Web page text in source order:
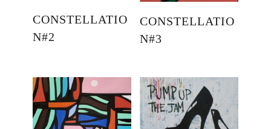
CONSTELLATIO
N#2
CONSTELLATIO
N#3